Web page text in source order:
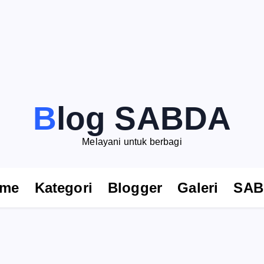
Blog SABDA
Melayani untuk berbagi
Kategori Blogger Galeri